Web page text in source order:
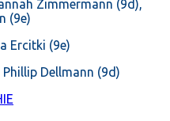
Zimmermann (9d),
(9e)
Ercitki (9e)
Dellmann (9d)